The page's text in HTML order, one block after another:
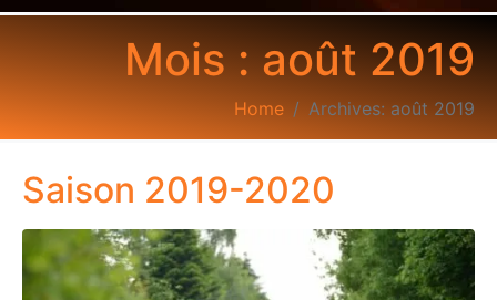
Mois :août 2019
Home Archives: août 2019
Saison 2019-2020